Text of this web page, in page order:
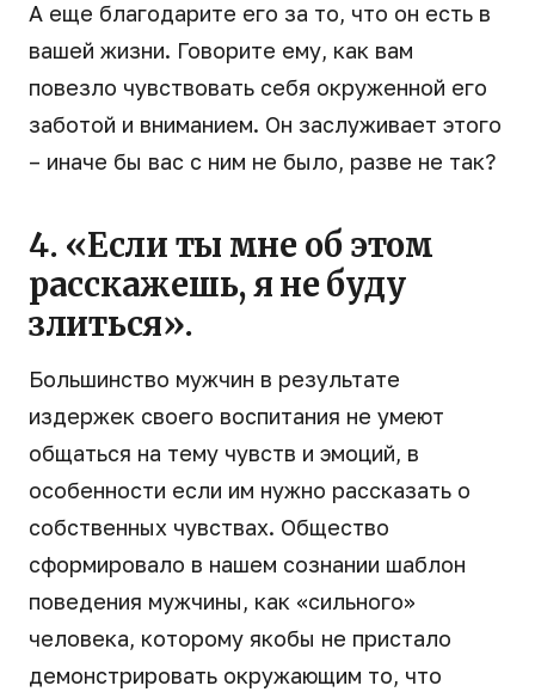
А еще благодарите его за то, что он есть в
вашей жизни. Говорите ему, как вам
повезло чувствовать себя окруженной его
заботой и вниманием. Он заслуживает этого
– иначе бы вас с ним не было, разве не так?
4. «Если ты мне об этом
расскажешь, я не буду
злиться».
Большинство мужчин в результате
издержек своего воспитания не умеют
общаться на тему чувств и эмоций, в
особенности если им нужно рассказать о
собственных чувствах. Общество
сформировало в нашем сознании шаблон
поведения мужчины, как «сильного»
человека, которому якобы не пристало
демонстрировать окружающим то, что